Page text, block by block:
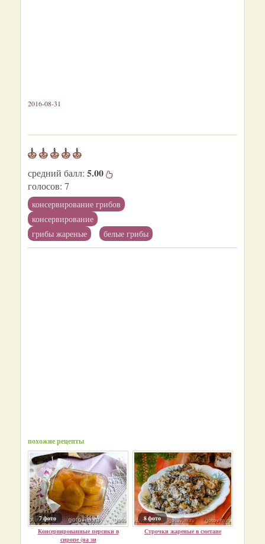
2016-08-31
средний балл: 5.00
голосов: 7
консервирование грибов
консервирование
грибы жареные
белые грибы
похожие рецепты
7 фото
Консервированные персики в
сиропе (на зи
8 фото
Строчки жареные в сметане